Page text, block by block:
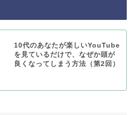
10代のあなたが楽しいYouTube
を見ているだけで、なぜか頭が
良くなってしまう方法（第2回）